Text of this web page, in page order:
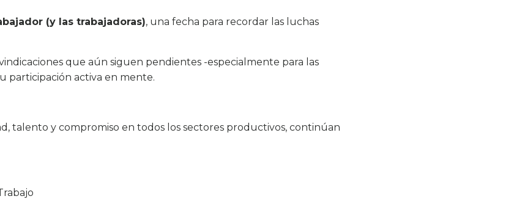
(y las trabajadoras), una fecha para recordar las luchas
que aún siguen pendientes -especialmente para las
participación activa en mente.
talento y compromiso en todos los sectores productivos, continúan